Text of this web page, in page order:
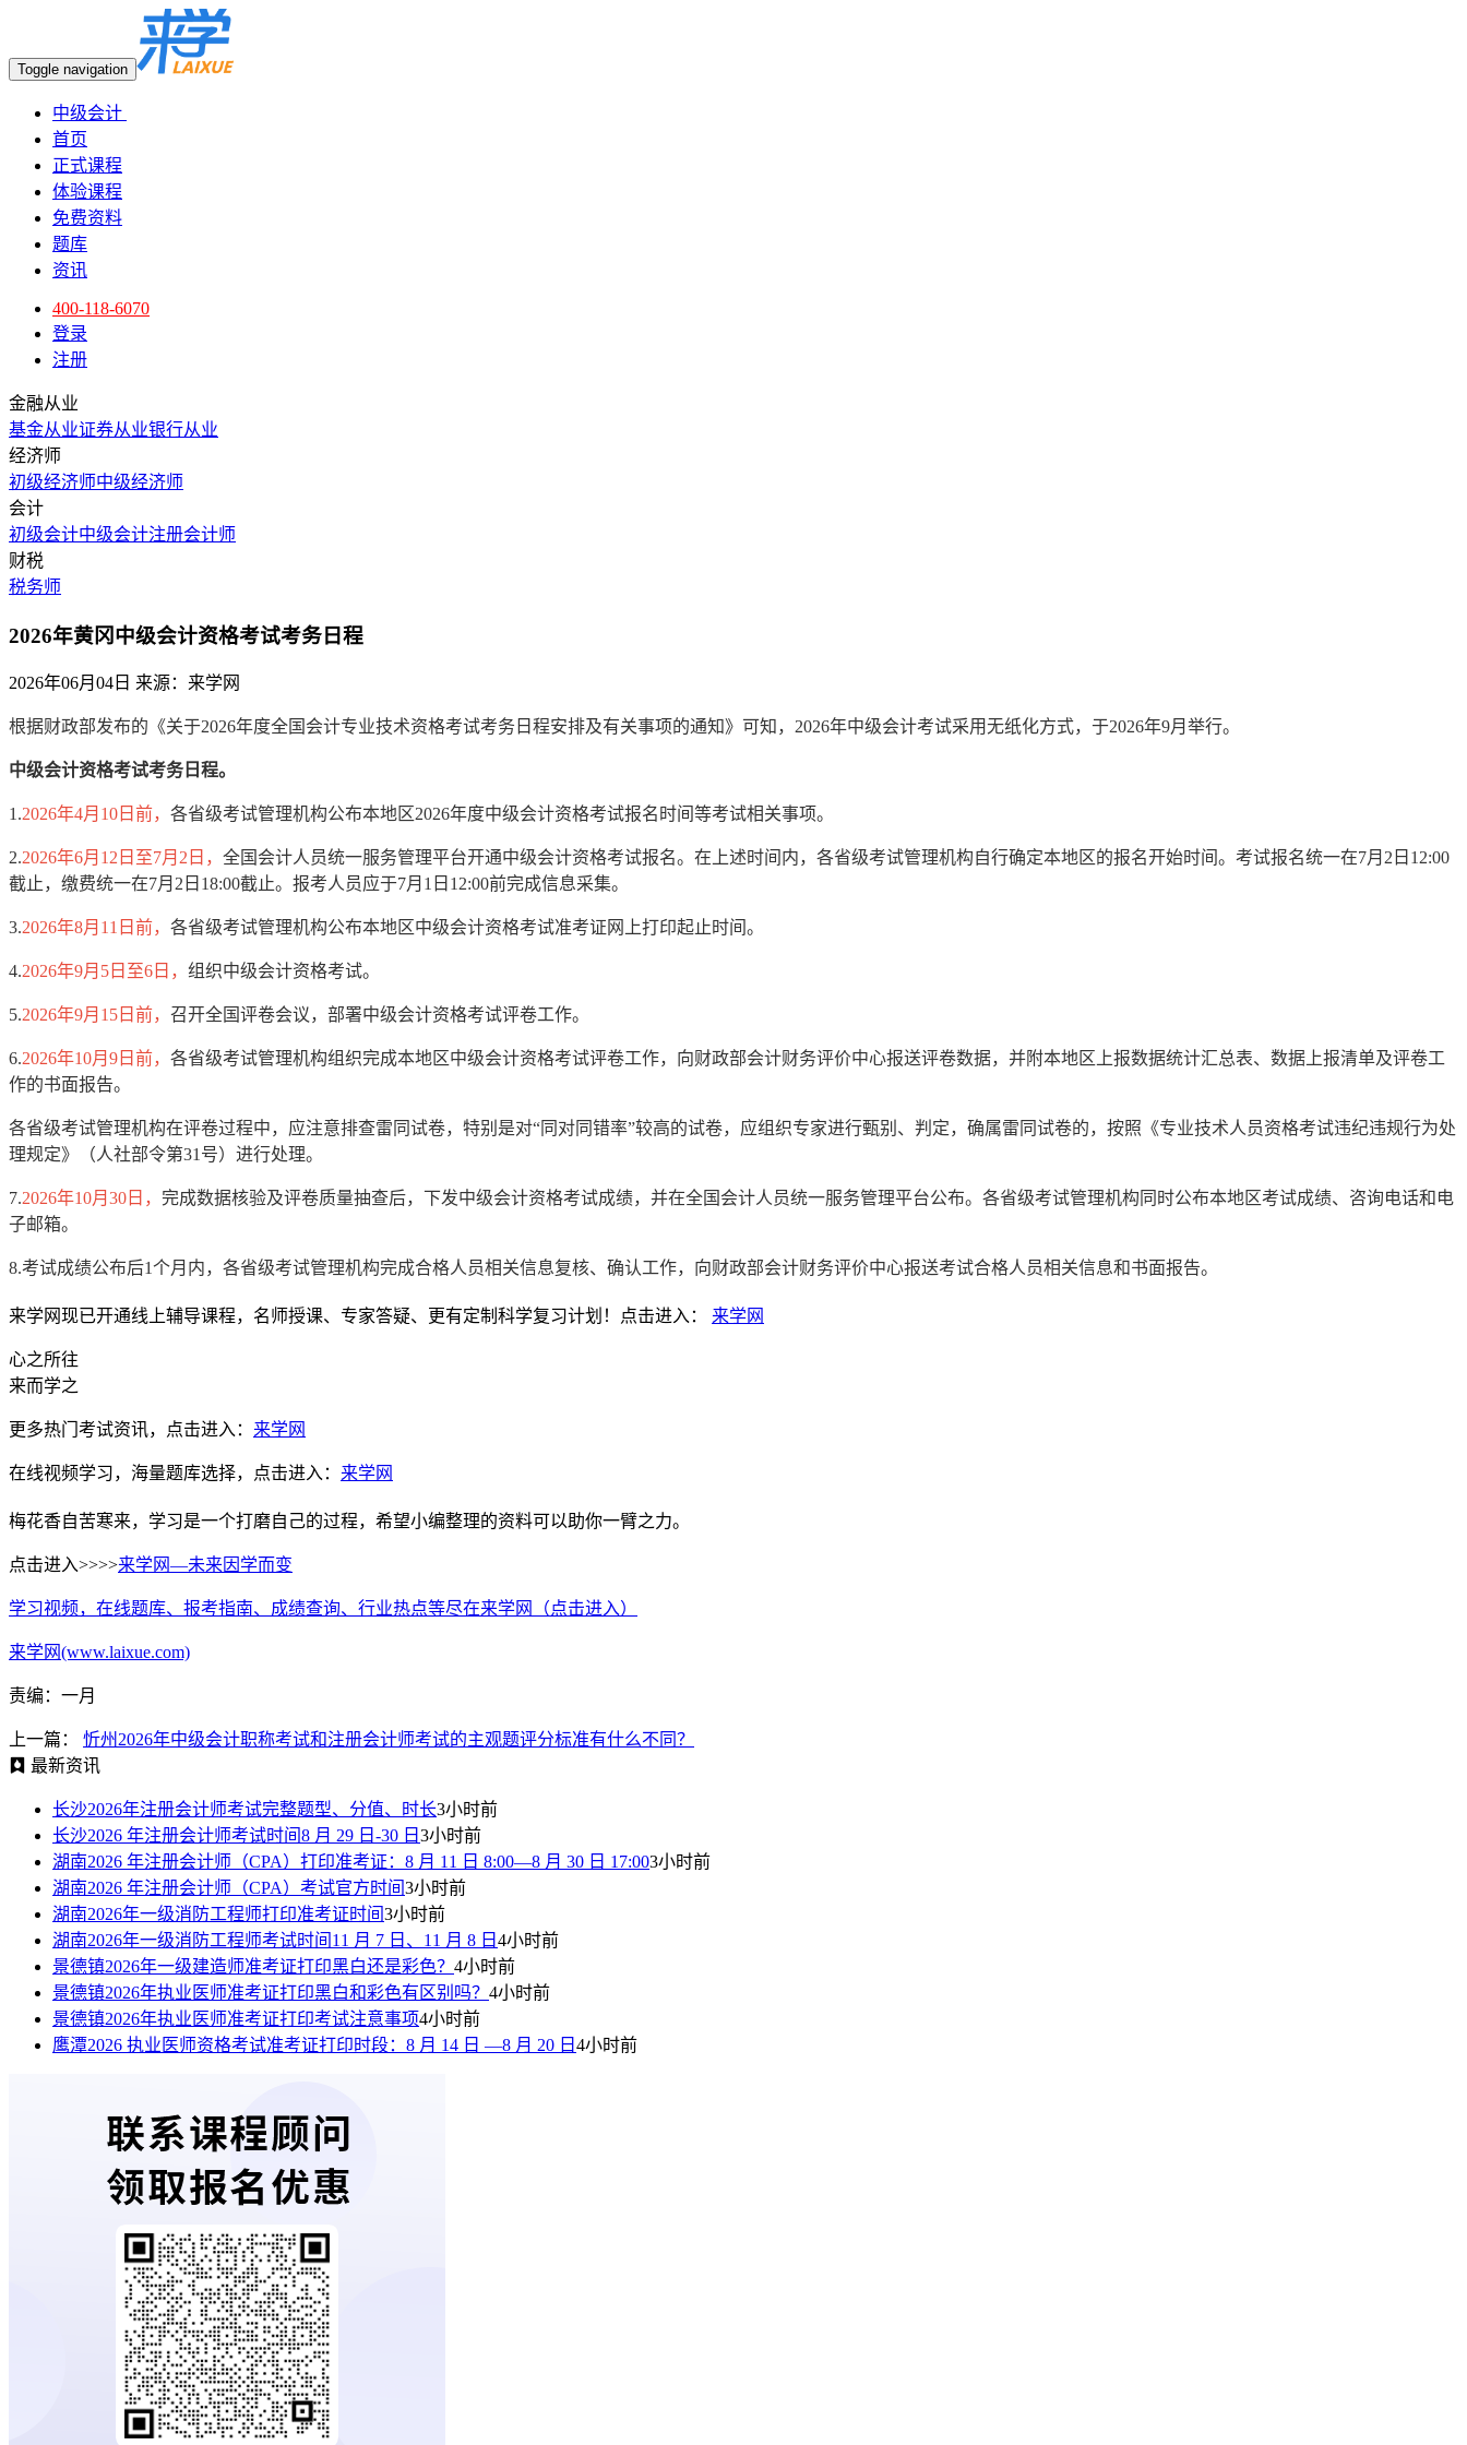
Toggle navigation
中级会计
首页
正式课程
体验课程
免费资料
题库
资讯
400-118-6070
登录
注册
金融从业
基金从业证券从业银行从业
经济师
初级经济师中级经济师
会计
初级会计中级会计注册会计师
财税
税务师
2026年黄冈中级会计资格考试考务日程
2026年06月04日 来源：来学网
根据财政部发布的《关于2026年度全国会计专业技术资格考试考务日程安排及有关事项的通知》可知，2026年中级会计考试采用无纸化方式，于2026年9月举行。
中级会计资格考试考务日程。
1.2026年4月10日前， 各省级考试管理机构公布本地区2026年度中级会计资格考试报名时间等考试相关事项。
2.2026年6月12日至7月2日， 全国会计人员统一服务管理平台开通中级会计资格考试报名。在上述时间内，各省级考试管理机构自行确定本地区的报名开始时间。考试报名统一在7月2日12:00
截止，缴费统一在7月2日18:00截止。报考人员应于7月1日12:00前完成信息采集。
3.2026年8月11日前， 各省级考试管理机构公布本地区中级会计资格考试准考证网上打印起止时间。
4.2026年9月5日至6日， 组织中级会计资格考试。
5.2026年9月15日前， 召开全国评卷会议，部署中级会计资格考试评卷工作。
6.2026年10月9日前， 各省级考试管理机构组织完成本地区中级会计资格考试评卷工作，向财政部会计财务评价中心报送评卷数据，并附本地区上报数据统计汇总表、数据上报清单及评卷工
作的书面报告。
各省级考试管理机构在评卷过程中，应注意排查雷同试卷，特别是对“同对同错率”较高的试卷，应组织专家进行甄别、判定，确属雷同试卷的，按照《专业技术人员资格考试违纪违规行为处
理规定》（人社部令第31号）进行处理。
7.2026年10月30日， 完成数据核验及评卷质量抽查后，下发中级会计资格考试成绩，并在全国会计人员统一服务管理平台公布。各省级考试管理机构同时公布本地区考试成绩、咨询电话和电
子邮箱。
8.考试成绩公布后1个月内，各省级考试管理机构完成合格人员相关信息复核、确认工作，向财政部会计财务评价中心报送考试合格人员相关信息和书面报告。
来学网现已开通线上辅导课程，名师授课、专家答疑、更有定制科学复习计划！点击进入： 来学网
心之所往
来而学之
更多热门考试资讯，点击进入： 来学网
在线视频学习，海量题库选择，点击进入： 来学网
梅花香自苦寒来，学习是一个打磨自己的过程，希望小编整理的资料可以助你一臂之力。
点击进入>>>>来学网—未来因学而变
学习视频，在线题库、报考指南、成绩查询、行业热点等尽在来学网（点击进入）
来学网(www.laixue.com)
责编：一月
上一篇：
忻州2026年中级会计职称考试和注册会计师考试的主观题评分标准有什么不同？
最新资讯
长沙2026年注册会计师考试完整题型、分值、时长3小时前
长沙2026 年注册会计师考试时间8 月 29 日-30 日 3小时前
湖南2026 年注册会计师（CPA）打印准考证：8 月 11 日 8:00—8 月 30 日 17:003小时前
湖南2026 年注册会计师（CPA）考试官方时间3小时前
湖南2026年一级消防工程师打印准考证时间3小时前
湖南2026年一级消防工程师考试时间11 月 7 日、11 月 8 日 4小时前
景德镇2026年一级建造师准考证打印黑白还是彩色？ 4小时前
景德镇2026年执业医师准考证打印黑白和彩色有区别吗？ 4小时前
景德镇2026年执业医师准考证打印考试注意事项4小时前
鹰潭2026 执业医师资格考试准考证打印时段：8 月 14 日 —8 月 20 日 4小时前